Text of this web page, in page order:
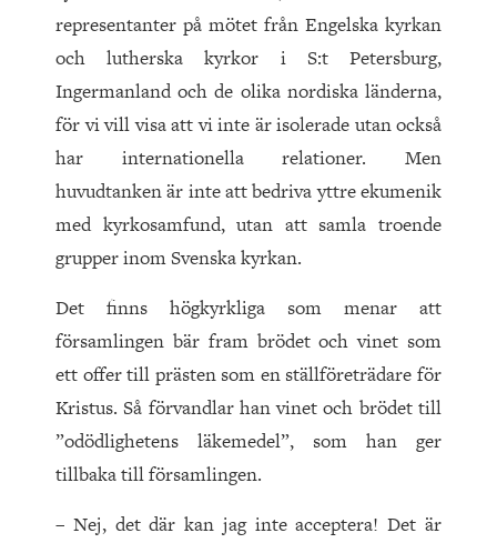
representanter på mötet från Engelska kyrkan
och lutherska kyrkor i S:t Petersburg,
Ingermanland och de olika nordiska länderna,
för vi vill visa att vi inte är isolerade utan också
har internationella relationer. Men
huvudtanken är inte att bedriva yttre ekumenik
med kyrkosamfund, utan att samla troende
grupper inom Svenska kyrkan.
Det finns högkyrkliga som menar att
församlingen bär fram brödet och vinet som
ett offer till prästen som en ställföreträdare för
Kristus. Så förvandlar han vinet och brödet till
”odödlighetens läkemedel”, som han ger
tillbaka till församlingen.
– Nej, det där kan jag inte acceptera! Det är